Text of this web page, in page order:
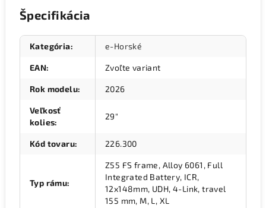
Špecifikácia
Kategória: e-Horské
EAN: Zvoľte variant
Rok modelu: 2026
Veľkosť
kolies:
29"
Kód tovaru: 226.300
Typ rámu:
Z55 FS frame, Alloy 6061, Full
Integrated Battery, ICR,
12x148mm, UDH, 4-Link, travel
155 mm, M, L, XL